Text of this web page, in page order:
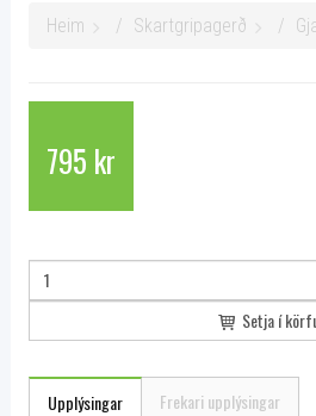
Heim Skartgripagerð
795 kr
Setja í
Upplýsingar Frekari upplýsingar